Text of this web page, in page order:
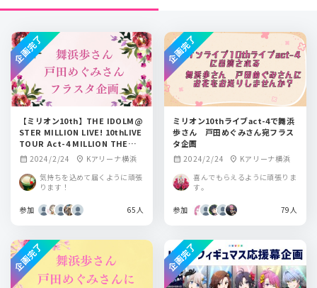
【ミリオン10th】THE IDOLM@
STER MILLION LIVE! 10thLIVE
TOUR Act-4 MILLION THE@T
ER!!!!に御出演される舞浜歩さ
ん、戸田めぐみさんにお花を贈り
ませんか？
calendar_month 2024/2/24 location_on Kアリーナ横浜
気持ちを込めて届くように頑張
ります！
参加 65人
企画完了
ミリオン10thライブact-4で舞浜
歩さん 戸田めぐみさん宛フラス
タ企画
calendar_month 2024/2/24 location_on Kアリーナ横浜
喜んでもらえるように頑張りま
す。
参加 79人
企画完了
企画完了 企画完了